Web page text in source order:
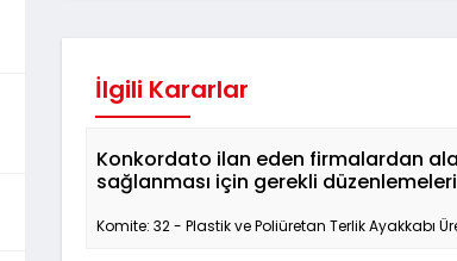
İlgili Kararlar
Konkordato ilan eden firmalardan
sağlanması için gerekli
Komite: 32 - Plastik ve Poliüretan Terlik Ayakkabı